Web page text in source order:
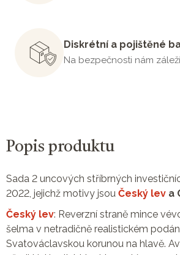
Diskrétní a pojištěné
Na bezpečnosti nám záleží
Popis produktu
Sada 2 uncových stříbrných
2022, jejichž motivy jsou Český lev a
Český lev: Reverzní straně mince
šelma v netradičně realistickém
Svatováclavskou korunou na hlavě.